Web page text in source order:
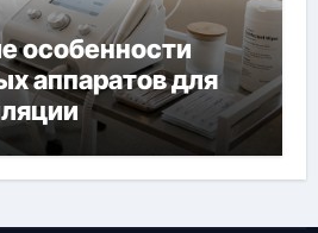
особенности
аппаратов для